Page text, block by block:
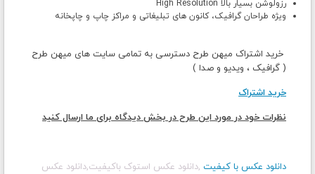
رزولوشن بسیار بالا High Resolution
ویژه طراحان گرافیک، کانون های تبلیغاتی و مراکز چاپ و چاپخانه
خرید اشتراک میهن طرح دسترسی به تمامی سایت های میهن طرح
( گرافیک ، ویدیو و صدا )
خرید اشتراک
نظرات خود در مورد این طرح در بخش دیدگاه برای ما ارسال کنید
دانلود عکس با کیفیت ,دانلود عکس استوک باکیفیت,دانلود عکس